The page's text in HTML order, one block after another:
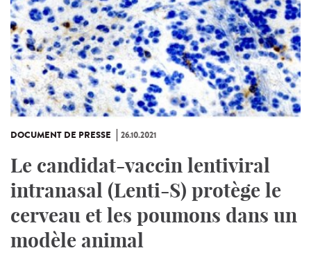
DOCUMENT DE PRESSE 26.10.2021
Le candidat-vaccin lentiviral
intranasal (Lenti-S) protège le
cerveau et les poumons dans un
modèle animal